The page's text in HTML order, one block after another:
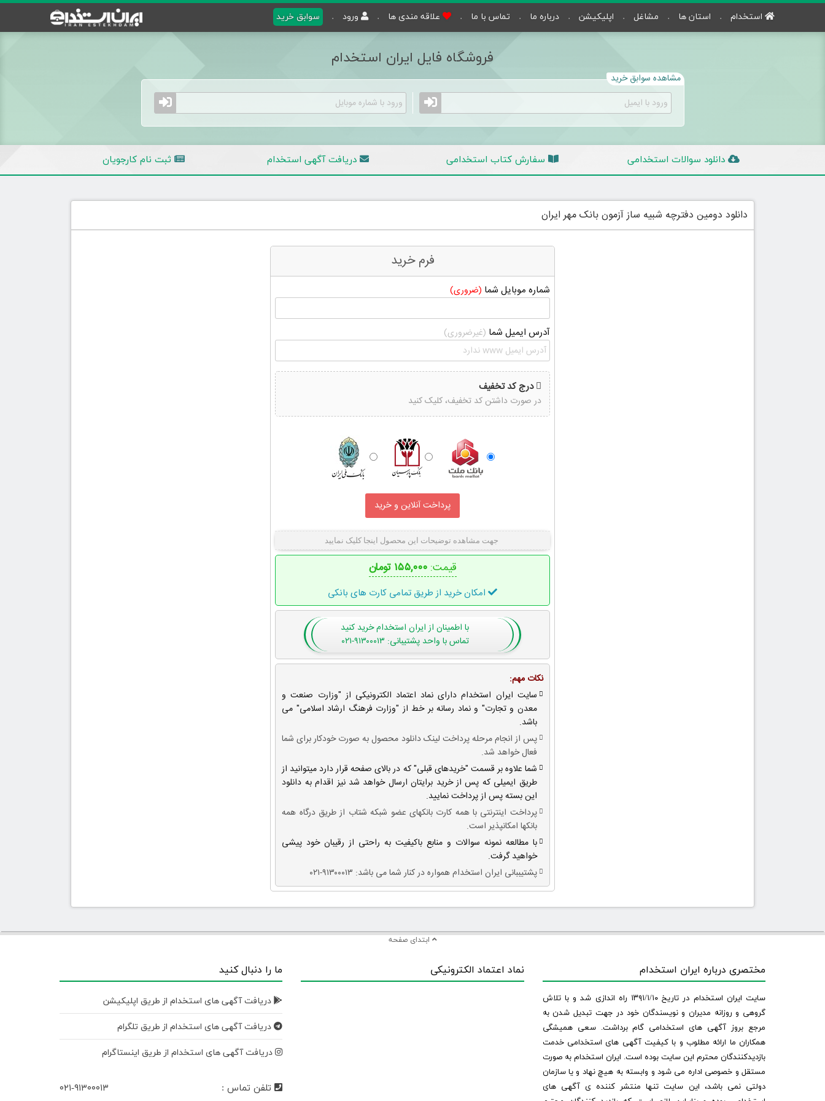
استخدام استان ها مشاغل اپلیکیشن درباره ما تماس با ما علاقه مندی ها ورود سوابق خرید
فروشگاه فایل ایران استخدام
مشاهده سوابق خرید
دانلود سوالات استخدامی سفارش کتاب استخدامی دریافت آگهی استخدام ثبت نام کارجویان
دانلود دومین دفترچه شبیه ساز آزمون بانک مهر ایران
فرم خرید
شماره موبایل شما (ضروری)
آدرس ایمیل شما (غیرضروری)
درج کد تخفیف
در صورت داشتن کد تخفیف، کلیک کنید
جهت مشاهده توضیحات این محصول اینجا کلیک نمایید
قیمت:۱۵۵,۰۰۰ تومان
امکان خرید از طریق تمامی کارت های بانکی
با اطمینان از ایران استخدامخرید کنید
تماس با واحد پشتیبانی: ۹۱۳۰۰۰۱۳-۰۲۱
نکات مهم:
سایت ایران استخدام دارای نماد اعتماد الکترونیکی از "وزارت صنعت و
معدن و تجارت" و نماد رسانه بر خط از "وزارت فرهنگ ارشاد اسلامی" می
باشد.
پس از انجام مرحله پرداخت لینک دانلود محصول به صورت خودکار برای شما
فعال خواهد شد.
شما علاوه بر قسمت "خریدهای قبلی" که در بالای صفحه قرار دارد میتوانید از
طریق ایمیلی که پس از خرید برایتان ارسال خواهد شد نیز اقدام به دانلود
این بسته پس از پرداخت نمایید.
پرداخت اینترنتی با همه کارت بانکهای عضو شبکه شتاب از طریق درگاه همه
بانکها امکانپذیر است.
با مطالعه نمونه سوالات و منابع باکیفیت به راحتی از رقیبان خود پیشی
خواهید گرفت.
پشتیببانی ایران استخدام همواره در کنار شما می باشد: ۹۱۳۰۰۰۱۳-۰۲۱
ابتدای صفحه
مختصری درباره ایران استخدام
سایت ایران استخدام در تاریخ ۱۳۹۱/۱/۱۰ راه اندازی شد و با تلاش
گروهی و روزانه مدیران و نویسندگان خود در جهت تبدیل شدن به
مرجع بروز آگهی های استخدامی گام برداشت. سعی همیشگی
همکاران ما ارائه مطلوب و با کیفیت آگهی های استخدامی خدمت
بازدیدکنندگان محترم این سایت بوده است. ایران استخدام به صورت
مستقل و خصوصی اداره می شود و وابسته به هیچ نهاد و یا سازمان
دولتی نمی باشد، این سایت تنها منتشر کننده ی آگهی های
نماد اعتماد الکترونیکی ما را دنبال کنید
دریافت آگهی های استخدام از طریق اپلیکیشن
دریافت آگهی های استخدام از طریق تلگرام
دریافت آگهی های استخدام از طریق اینستاگرام
تلفن تماس : ۰۲۱-۹۱۳۰۰۰۱۳